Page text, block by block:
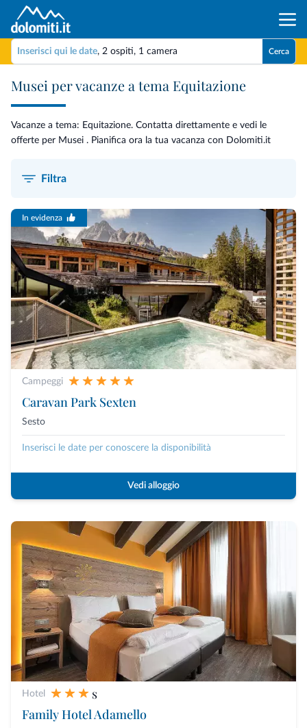
Inserisci qui le date, 2 ospiti, 1 camera Cerca
Musei per vacanze a tema Equitazione
Vacanze a tema: Equitazione. Contatta direttamente e vedi le
offerte per Musei . Pianifica ora la tua vacanza con Dolomiti.it
Filtra
In evidenza
Campeggi
Caravan Park Sexten
Sesto
Inserisci le date per conoscere la disponibilità
Vedi alloggio
Hotel
s
Family Hotel Adamello